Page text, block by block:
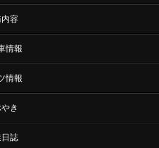
容
情報
情報
き
誌